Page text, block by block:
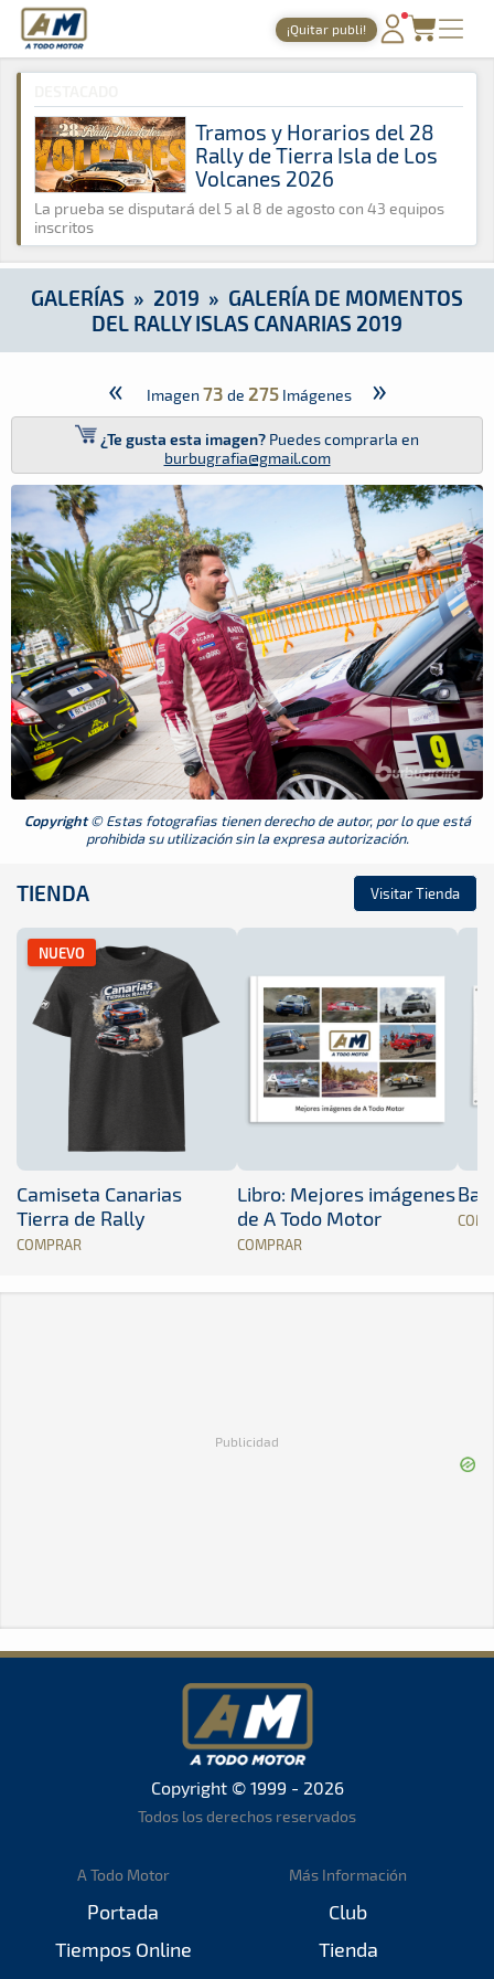
A Todo Motor · Revista del motor desde 1999
¡Quitar publi!
PORTADA
TIEMPOS ONLINE
NOTICIAS
AGENDA
GALERÍAS
TIENDA
ARCHIVO
A Todo Motor » Galerías » 2019 » Galería de Momentos del
Tramos y Horarios del 28
Rally de Tierra Isla de Los
Volcanes 2026
La prueba se disputará del 5 al 8 de agosto con 43 equipos
inscritos
GALERÍAS » 2019 » GALERÍA DE MOMENTOS
DEL RALLY ISLAS CANARIAS 2019
« Imagen 73 de 275Imágenes »
¿Te gusta esta imagen? Puedes comprarla en
burbugrafia@gmail.com
Copyright© Estas fotografias tienen derecho de autor, por lo que está
prohibida su utilización sin la expresa autorización.
TIENDA Visitar Tienda
NUEVO
Camiseta Canarias
Tierra de Rally
COMPRAR
Libro: Mejores imágenes
de A Todo Motor
COMPRAR
Publicidad
Copyright © 1999 - 2026
Todos los derechos reservados
A Todo Motor
Portada
Tiempos Online
Más Información
Club
Tienda